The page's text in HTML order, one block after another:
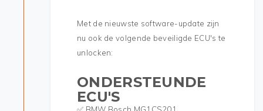
Met de nieuwste software-update zijn
nu ook de volgende beveiligde ECU's te
unlocken:
ONDERSTEUNDE
ECU'S